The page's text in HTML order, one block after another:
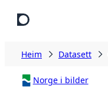
Heim Datasett
Norge i bilder